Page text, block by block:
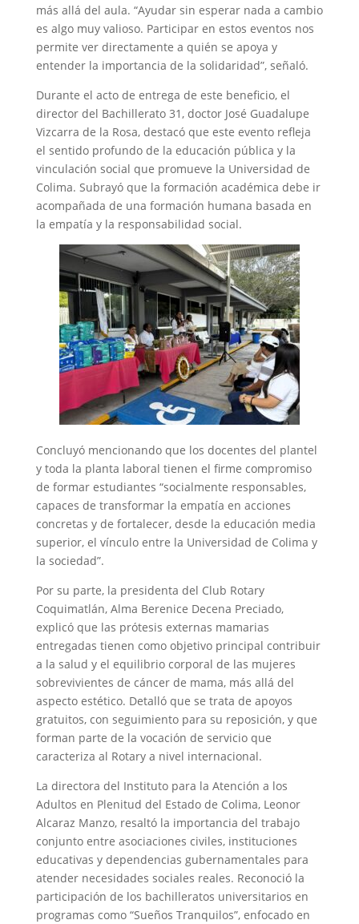
más allá del aula. “Ayudar sin esperar nada a cambio
es algo muy valioso. Participar en estos eventos nos
permite ver directamente a quién se apoya y
entender la importancia de la solidaridad”, señaló.
Durante el acto de entrega de este beneficio, el
director del Bachillerato 31, doctor José Guadalupe
Vizcarra de la Rosa, destacó que este evento refleja
el sentido profundo de la educación pública y la
vinculación social que promueve la Universidad de
Colima. Subrayó que la formación académica debe ir
acompañada de una formación humana basada en
la empatía y la responsabilidad social.
Concluyó mencionando que los docentes del plantel
y toda la planta laboral tienen el firme compromiso
de formar estudiantes “socialmente responsables,
capaces de transformar la empatía en acciones
concretas y de fortalecer, desde la educación media
superior, el vínculo entre la Universidad de Colima y
la sociedad”.
Por su parte, la presidenta del Club Rotary
Coquimatlán, Alma Berenice Decena Preciado,
explicó que las prótesis externas mamarias
entregadas tienen como objetivo principal contribuir
a la salud y el equilibrio corporal de las mujeres
sobrevivientes de cáncer de mama, más allá del
aspecto estético. Detalló que se trata de apoyos
gratuitos, con seguimiento para su reposición, y que
forman parte de la vocación de servicio que
caracteriza al Rotary a nivel internacional.
La directora del Instituto para la Atención a los
Adultos en Plenitud del Estado de Colima, Leonor
Alcaraz Manzo, resaltó la importancia del trabajo
conjunto entre asociaciones civiles, instituciones
educativas y dependencias gubernamentales para
atender necesidades sociales reales. Reconoció la
participación de los bachilleratos universitarios en
programas como “Sueños Tranquilos”, enfocado en